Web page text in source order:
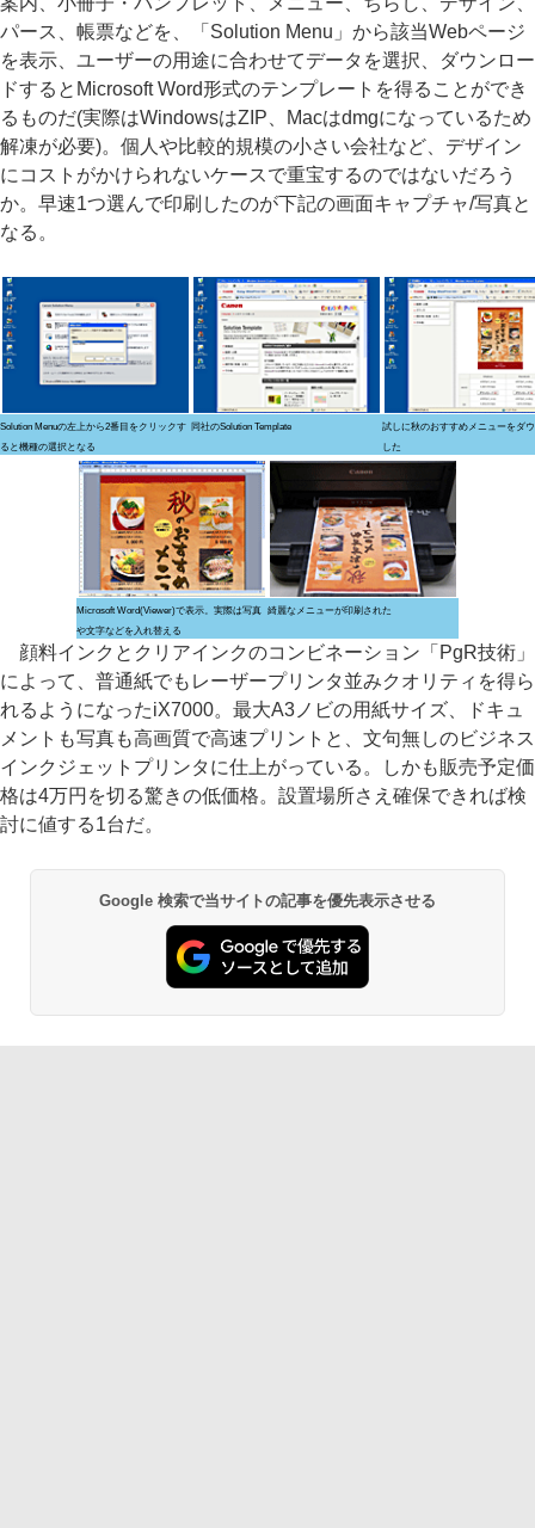
パース、帳票などを、「Solution Menu」から該当Webページ
を表示、ユーザーの用途に合わせてデータを選択、ダウンロー
ドするとMicrosoft Word形式のテンプレートを得ることができ
るものだ(実際はWindowsはZIP、Macはdmgになっているため
解凍が必要)。個人や比較的規模の小さい会社など、デザイン
にコストがかけられないケースで重宝するのではないだろう
か。早速1つ選んで印刷したのが下記の画面キャプチャ/写真と
なる。
Solution Menuの左上から2番目をクリックす
ると機種の選択となる
同社のSolution Template
試しに秋のおすすめメニューをダ
した
Microsoft Word(Viewer)で表示。実際は写真
や文字などを入れ替える
綺麗なメニューが印刷された
顔料インクとクリアインクのコンビネーション「PgR技術」
によって、普通紙でもレーザープリンタ並みクオリティを得ら
れるようになったiX7000。最大A3ノビの用紙サイズ、ドキュ
メントも写真も高画質で高速プリントと、文句無しのビジネス
インクジェットプリンタに仕上がっている。しかも販売予定価
格は4万円を切る驚きの低価格。設置場所さえ確保できれば検
討に値する1台だ。
Google 検索で当サイトの記事を優先表示させる